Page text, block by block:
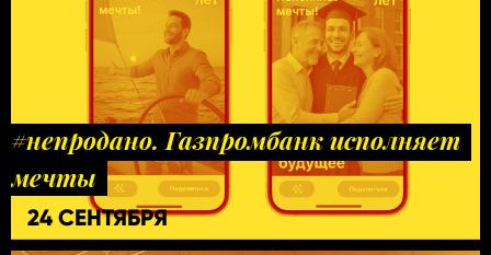
#непродано. Газпромбанк исполняет
мечты
24 СЕНТЯБРЯ